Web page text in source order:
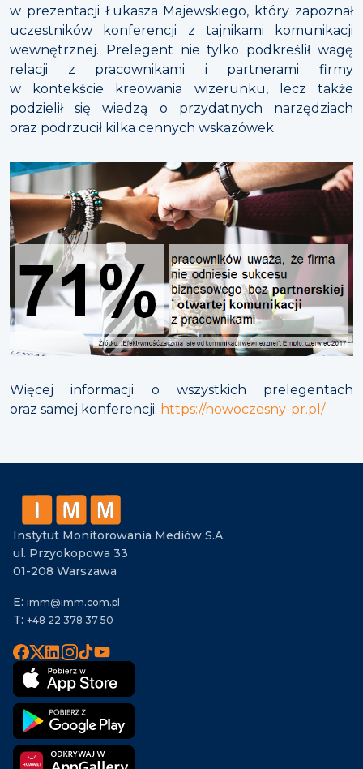
w prezentacji Łukasza Majewskiego, który zapoznał
uczestników konferencji z tajnikami komunikacji
wewnętrznej. Prelegent nie tylko podkreślił wagę
relacji z pracownikami i partnerami firmy
w kontekście kreowania wizerunku, lecz także
podzielił się wiedzą o przydatnych narzędziach
oraz podrzucił kilka cennych wskazówek.
Więcej informacji o wszystkich prelegentach
oraz samej konferencji: https://nowoczesny-pr.pl/
Instytut Monitorowania Mediów S.A.
ul. Przyokopowa 33
01-208 Warszawa
E: imm@imm.com.pl
T: +48 22 378 37 50